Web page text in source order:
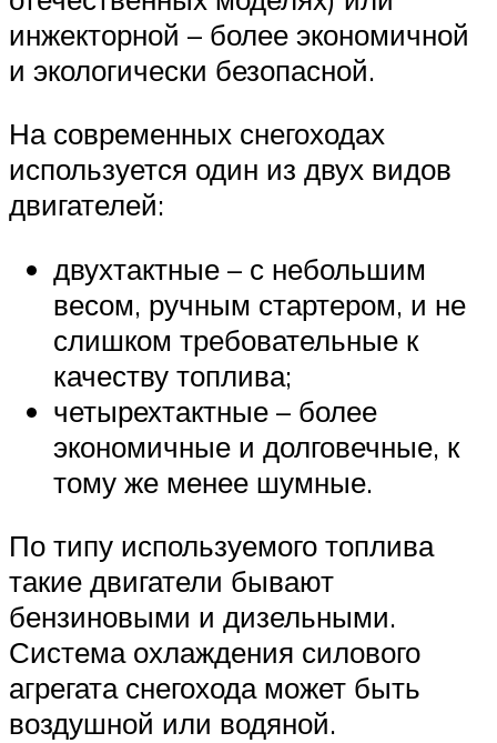
инжекторной – более экономичной
и экологически безопасной.
На современных снегоходах
используется один из двух видов
двигателей:
двухтактные – с небольшим
весом, ручным стартером, и не
слишком требовательные к
качеству топлива;
четырехтактные – более
экономичные и долговечные, к
тому же менее шумные.
По типу используемого топлива
такие двигатели бывают
бензиновыми и дизельными.
Система охлаждения силового
агрегата снегохода может быть
воздушной или водяной.